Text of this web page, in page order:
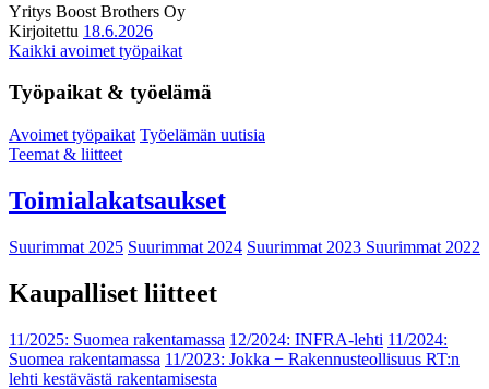
Yritys Boost Brothers Oy
Kirjoitettu 18.6.2026
Kaikki avoimet työpaikat
Työpaikat & työelämä
Avoimet työpaikat Työelämän uutisia
Teemat & liitteet
Toimialakatsaukset
Suurimmat 2025 Suurimmat 2024 Suurimmat 2023 Suurimmat 2022
Kaupalliset liitteet
11/2025: Suomea rakentamassa 12/2024: INFRA-lehti 11/2024:
Suomea rakentamassa 11/2023: Jokka − Rakennusteollisuus RT:n
lehti kestävästä rakentamisesta